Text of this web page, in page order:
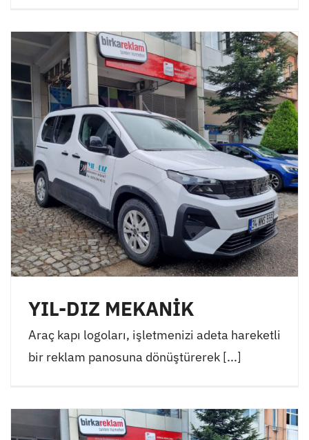
YIL-DIZ MEKANİK
Araç kapı logoları, işletmenizi adeta hareketli
bir reklam panosuna dönüştürerek [...]